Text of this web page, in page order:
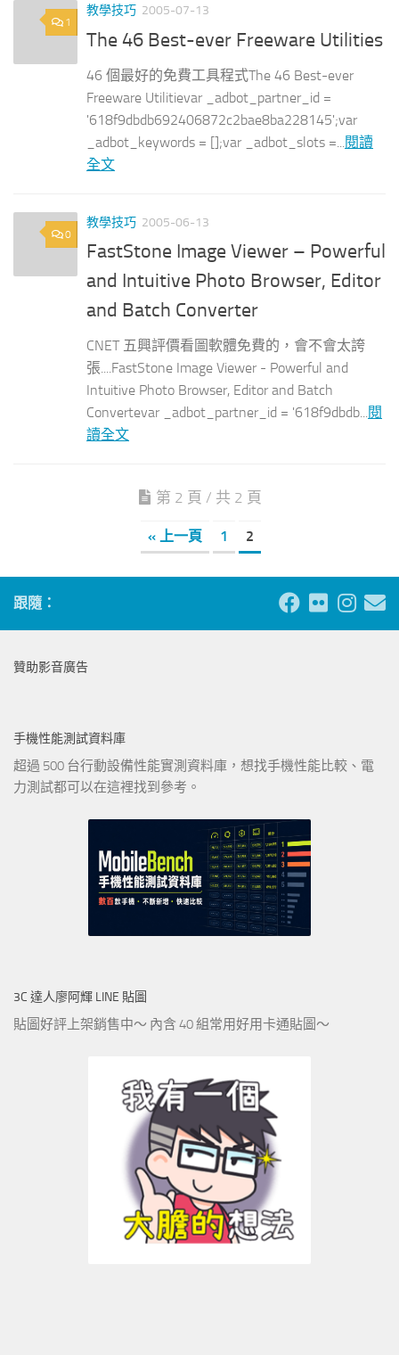
1
教學技巧 2005-07-13
The 46 Best-ever Freeware Utilities
46 個最好的免費工具程式The 46 Best-ever
Freeware Utilitievar _adbot_partner_id =
'618f9dbdb692406872c2bae8ba228145';var
_adbot_keywords = [];var _adbot_slots =...
閱讀
全文
0
教學技巧 2005-06-13
FastStone Image Viewer – Powerful
and Intuitive Photo Browser, Editor
and Batch Converter
CNET 五興評價看圖軟體免費的，會不會太誇
張....FastStone Image Viewer - Powerful and
Intuitive Photo Browser, Editor and Batch
Convertevar _adbot_partner_id = '618f9dbdb... 閱
讀全文
第 2 頁 / 共 2 頁
« 上一頁 1 2
跟隨：
贊助影音廣告
手機性能測試資料庫
超過 500 台行動設備性能實測資料庫，想找手機性能比較、電
力測試都可以在這裡找到參考。
3C 達人廖阿輝 LINE 貼圖
貼圖好評上架銷售中～ 內含 40 組常用好用卡通貼圖～